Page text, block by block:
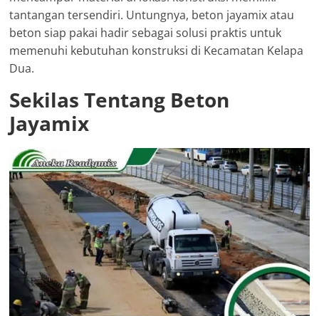
tantangan tersendiri. Untungnya, beton jayamix atau
beton siap pakai hadir sebagai solusi praktis untuk
memenuhi kebutuhan konstruksi di Kecamatan Kelapa
Dua.
Sekilas Tentang Beton
Jayamix